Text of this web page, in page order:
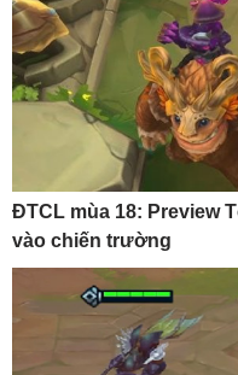
ĐTCL mùa 18: Preview
vào chiến trường